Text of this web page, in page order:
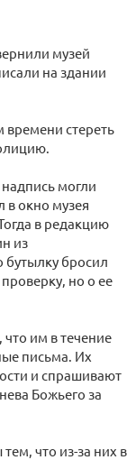
музей
на здании
времени стереть
могли
в окно музея
в редакцию
из
бутылку бросил
но о ее
им в течение
письма. Их
и спрашивают
Божьего за
что из-за них в